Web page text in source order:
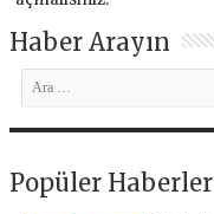
Haber Arayın
Popüler Haberler